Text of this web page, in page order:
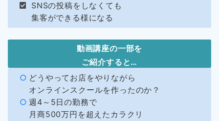
SNSの投稿をしなくても
集客ができる様になる
動画講座の一部を
ご紹介すると…
どうやってお店をやりながら
オンラインスクールを作ったのか？
週4～5日の勤務で
月商500万円を超えたカラクリ